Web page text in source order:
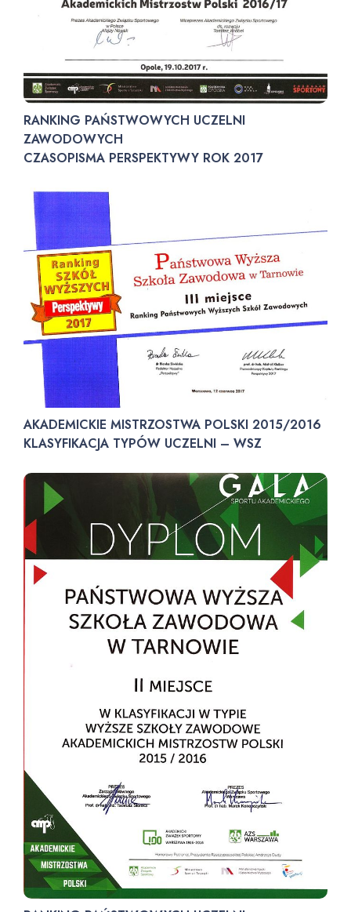
RANKING PAŃSTWOWYCH UCZELNI
ZAWODOWYCH
CZASOPISMA PERSPEKTYWY ROK 2017
AKADEMICKIE MISTRZOSTWA POLSKI 2015/2016
KLASYFIKACJA TYPÓW UCZELNI – WSZ